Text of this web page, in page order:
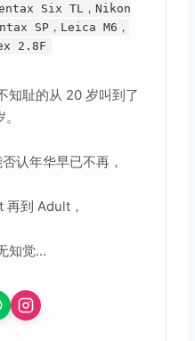
Six TL，Nikon
SP，Leica M6，
2.8F
知耻的从 20 岁叫到了
认年华早已不再，
到 Adult，
知觉...